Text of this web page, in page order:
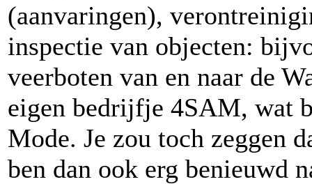
(aanvaringen),
inspectie van objecten:
veerboten van en naar de
eigen bedrijfje 4SAM, wat
Mode. Je zou toch zeggen
ben dan ook erg benieuwd